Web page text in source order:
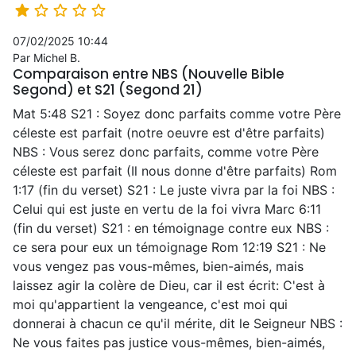
    
07/02/2025 10:44
Par Michel B.
Comparaison entre NBS (Nouvelle Bible
Segond) et S21 (Segond 21)
Mat 5:48 S21 : Soyez donc parfaits comme votre Père
céleste est parfait (notre oeuvre est d'être parfaits)
NBS : Vous serez donc parfaits, comme votre Père
céleste est parfait (Il nous donne d'être parfaits) Rom
1:17 (fin du verset) S21 : Le juste vivra par la foi NBS :
Celui qui est juste en vertu de la foi vivra Marc 6:11
(fin du verset) S21 : en témoignage contre eux NBS :
ce sera pour eux un témoignage Rom 12:19 S21 : Ne
vous vengez pas vous-mêmes, bien-aimés, mais
laissez agir la colère de Dieu, car il est écrit: C'est à
moi qu'appartient la vengeance, c'est moi qui
donnerai à chacun ce qu'il mérite, dit le Seigneur NBS :
Ne vous faites pas justice vous-mêmes, bien-aimés,